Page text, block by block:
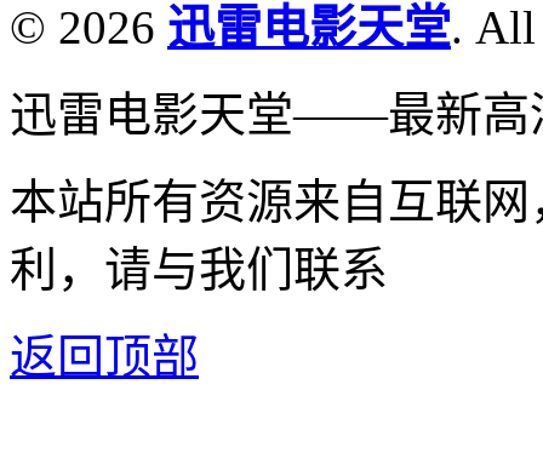
© 2026 迅雷电影天堂. All
迅雷电影天堂——最新高
本站所有资源来自互联
利，请与我们联系
返回顶部